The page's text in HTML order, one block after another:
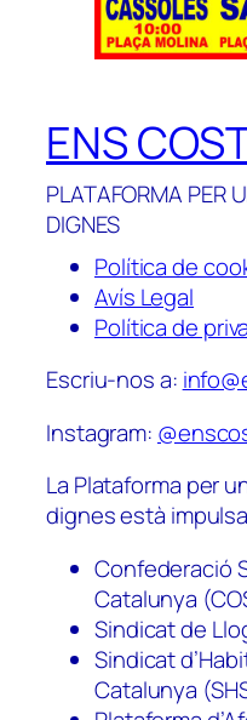
ENS
PLATAFORMA PER
DIGNES
Política de
Avís Legal
Política de
Escriu-nos a:
Instagram:
La Plataforma per
dignes està
Confederació
Catalunya
Sindicat de
Sindicat
Catalunya